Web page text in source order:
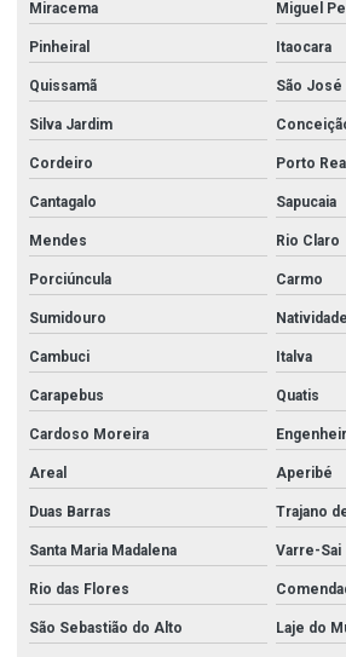
Miracema Miguel
Pinheiral Itaocara
Quissamã São José
Silva Jardim
Cordeiro Porto Real
Cantagalo Sapucaia
Mendes Rio Claro
Porciúncula Carmo
Sumidouro Natividade
Cambuci Italva
Carapebus Quatis
Cardoso Moreira
Areal Aperibé
Duas Barras Trajano
Santa Maria Madalena Varre-Sai
Rio das Flores
São Sebastião do Alto Laje do